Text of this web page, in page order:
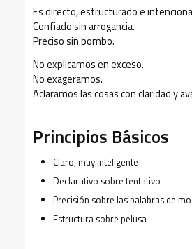
Es directo, estructurado e
Confiado sin arrogancia.
Preciso sin bombo.
No explicamos en exceso.
No exageramos.
Aclaramos las cosas con claridad y
Principios Básicos
Claro, muy inteligente
Declarativo sobre tentativo
Precisión sobre las palabras de
Estructura sobre pelusa